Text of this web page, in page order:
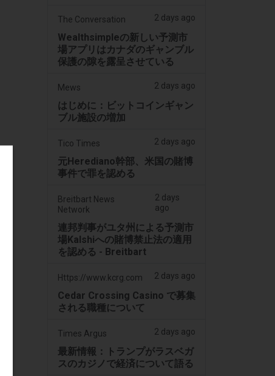
The Conversation 2 days ago
Wealthsimpleの新しい予測市
場アプリはカナダのギャンブル
保護の隙を露呈させている
Mews 2 days ago
はじめに：ビットコインギャン
ブル施設の増加
Tico Times 2 days ago
元Herediano幹部、米国の賭博
事件で罪を認める
Breitbart News
Network
2 days
ago
連邦判事がユタ州による予測市
場Kalshiへの賭博禁止法の適用
を認める - Breitbart
Https://www.kcrg.com 2 days ago
Cedar Crossing Casino で募集
される職種について
Times Argus 2 days ago
最新情報：トランプがラスベガ
スのカジノで経済について語る